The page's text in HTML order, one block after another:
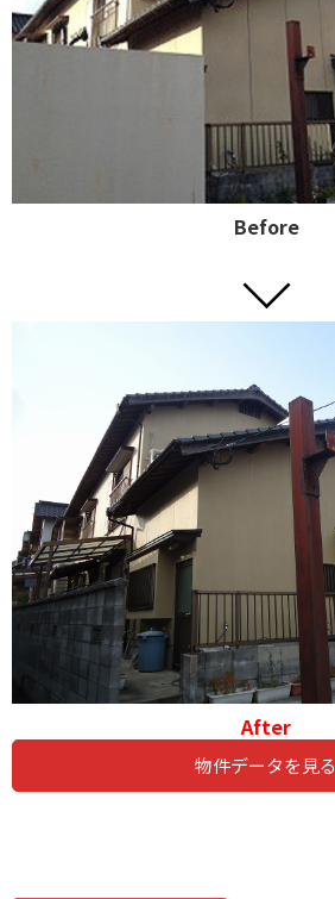
Before
After
物件データを見る